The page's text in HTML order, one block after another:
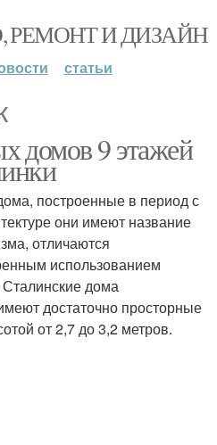
РЕМОНТ И ДИЗАЙН
статьи
домов 9 этажей
построенные в период с
они имеют название
отличаются
использованием
дома
достаточно просторные
от 2,7 до 3,2 метров.